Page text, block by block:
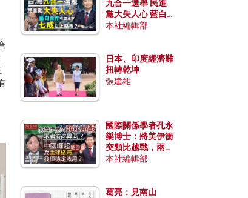
九合一選舉 民進
黨大失人心 藍白
合作有望拿下七成
本社編輯部
日本、印度經濟難
扭轉乾坤
張建雄
國際關係學者孔永
樂博士：將美伊衝
突類比越戰，兩者
有何異同？中國崛
本社編輯部
葛亮：見南山